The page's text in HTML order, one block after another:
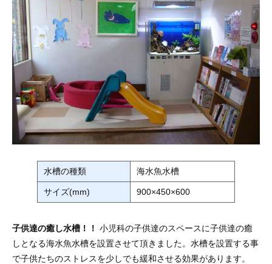
水槽の種類 海水魚水槽
サイズ(mm) 900×450×600
子供達の癒し水槽！！ 小児科の子供達のスペースに子供達の癒
しとなる海水魚水槽を設置させて頂きました。水槽を設置する事
で子供たちのストレスを少しでも緩和させる効果があります。